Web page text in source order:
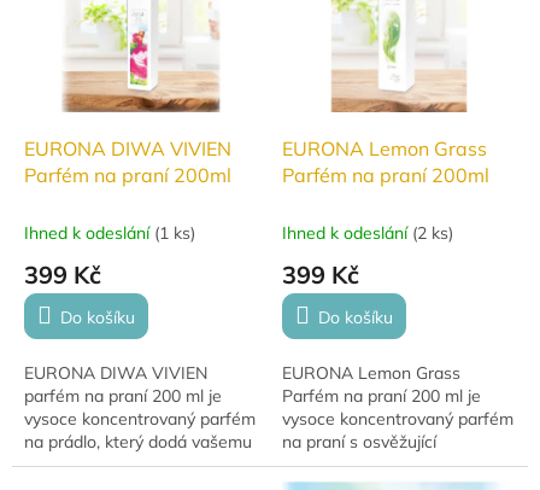
EURONA DIWA VIVIEN
Parfém na praní 200ml
Ihned k odeslání (1 ks)
399 Kč
Do košíku
EURONA DIWA VIVIEN
parfém na praní 200 ml je
vysoce koncentrovaný parfém
na prádlo, který dodá vašemu
oblečení svěží, jarní a
EURONA Lemon Grass
Parfém na praní 200ml
Ihned k odeslání (2 ks)
399 Kč
Do košíku
EURONA Lemon Grass
Parfém na praní 200 ml je
vysoce koncentrovaný parfém
na praní s osvěžující
citrusovou vůní, který dodá